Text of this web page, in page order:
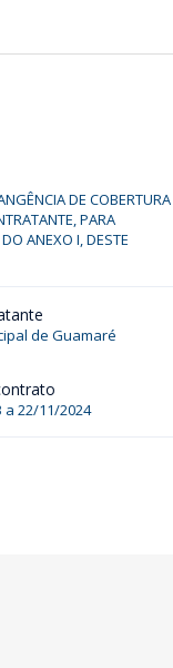
DE COBERTURA
PARA
ANEXO I, DESTE
de Guamaré
a 22/11/2024